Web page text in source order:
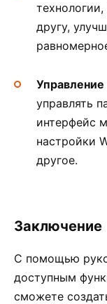
другу,
управлять
интерфейс
настройки
другое.
Заключение
С помощью
доступным
сможете